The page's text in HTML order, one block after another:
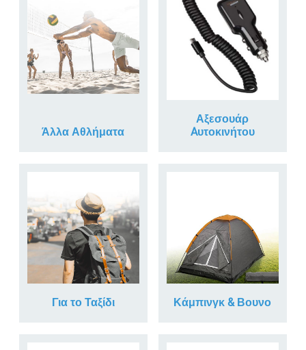
Άλλα Αθλήματα
Αξεσουάρ
Aυτοκινήτου
Για το Ταξίδι Κάμπινγκ & Βουνο